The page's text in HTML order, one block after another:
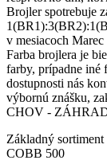
Brojler spotrebuje
v mesiacoch
Farba brojlera je
farby, prípadne iné
dostupnosti nás
výbornú znášku,
CHOV -
Základný
COBB 500